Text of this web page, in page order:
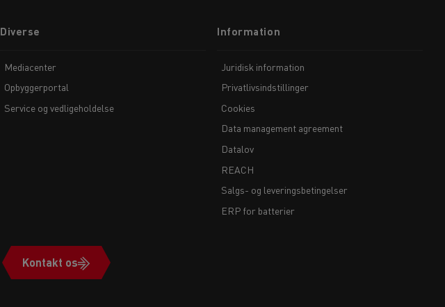
Diverse
Mediacenter
Opbyggerportal
Service og vedligeholdelse
Information
Juridisk information
Privatlivsindstillinger
Cookies
Data management agreement
Datalov
REACH
Salgs- og leveringsbetingelser
ERP for batterier
Kontakt os